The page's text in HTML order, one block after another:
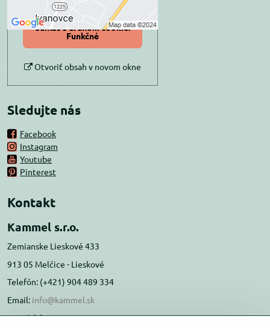
Povoliť a zapamätať -
súhlas s druhom cookie:
Funkčné
Otvoriť obsah v novom okne
Sledujte nás
Facebook
Instagram
Youtube
Pinterest
Kontakt
Kammel s.r.o.
Zemianske Lieskové 433
913 05 Melčice - Lieskové
Telefón: (+421) 904 489 334
Email: info@kammel.sk
Prevádzka: